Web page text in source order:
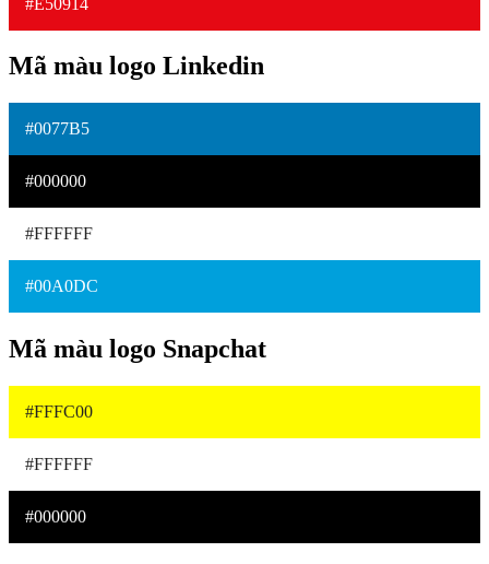
Mã màu logo Linkedin
#0077B5
#000000
#FFFFFF
#00A0DC
Mã màu logo Snapchat
#FFFC00
#FFFFFF
#000000